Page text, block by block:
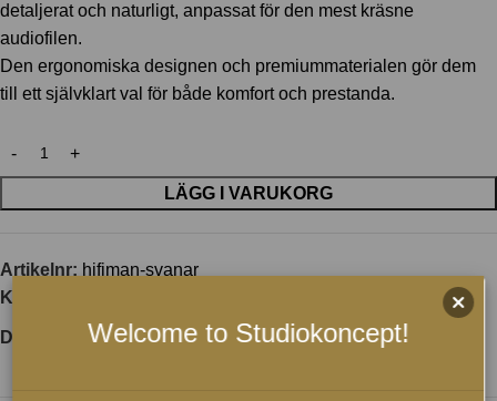
detaljerat och naturligt, anpassat för den mest kräsne
audiofilen.
Den ergonomiska designen och premiummaterialen gör dem
till ett självklart val för både komfort och prestanda.
LÄGG I VARUKORG
Artikelnr: hifiman-svanar
Kategori:
Dela: Welcome to Studiokoncept!